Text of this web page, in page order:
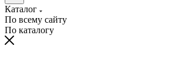
Каталог
По всему сайту
По каталогу